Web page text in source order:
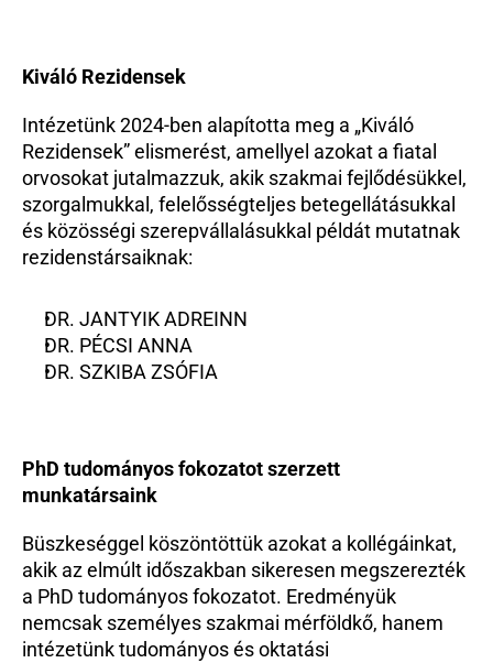
Kiváló Rezidensek
Intézetünk 2024-ben alapította meg a „Kiváló
Rezidensek” elismerést, amellyel azokat a fiatal
orvosokat jutalmazzuk, akik szakmai fejlődésükkel,
szorgalmukkal, felelősségteljes betegellátásukkal
és közösségi szerepvállalásukkal példát mutatnak
rezidenstársaiknak:
DR. JANTYIK ADREINN
DR. PÉCSI ANNA
DR. SZKIBA ZSÓFIA
PhD tudományos fokozatot szerzett
munkatársaink
Büszkeséggel köszöntöttük azokat a kollégáinkat,
akik az elmúlt időszakban sikeresen megszerezték
a PhD tudományos fokozatot. Eredményük
nemcsak személyes szakmai mérföldkő, hanem
intézetünk tudományos és oktatási